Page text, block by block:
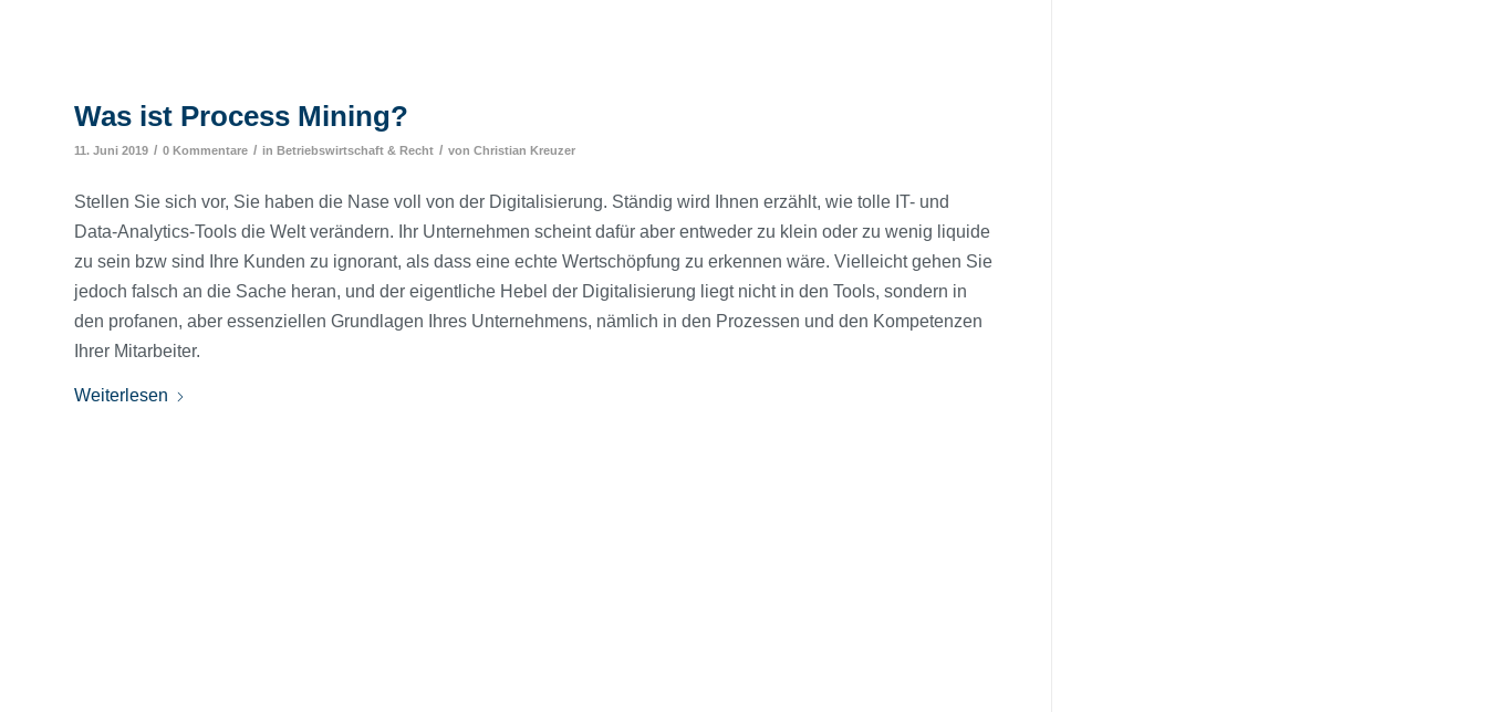
Was ist Process Mining?
11. Juni 2019 / 0 Kommentare / in Betriebswirtschaft & Recht / von Christian Kreuzer
Stellen Sie sich vor, Sie haben die Nase voll von der Digitalisierung. Ständig wird Ihnen erzählt, wie tolle IT- und
Data-Analytics-Tools die Welt verändern. Ihr Unternehmen scheint dafür aber entweder zu klein oder zu wenig liquide
zu sein bzw sind Ihre Kunden zu ignorant, als dass eine echte Wertschöpfung zu erkennen wäre. Vielleicht gehen Sie
jedoch falsch an die Sache heran, und der eigentliche Hebel der Digitalisierung liegt nicht in den Tools, sondern in
den profanen, aber essenziellen Grundlagen Ihres Unternehmens, nämlich in den Prozessen und den Kompetenzen
Ihrer Mitarbeiter.
Weiterlesen